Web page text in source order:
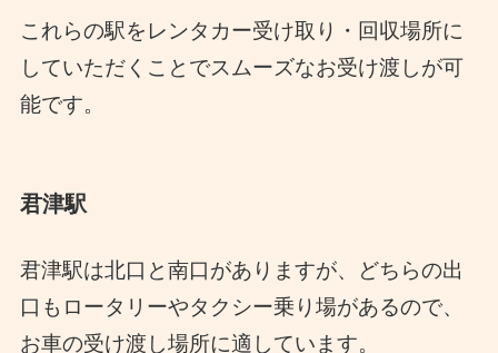
これらの駅をレンタカー受け取り・回収場所に
していただくことでスムーズなお受け渡しが可
能です。
君津駅
君津駅は北口と南口がありますが、どちらの出
口もロータリーやタクシー乗り場があるので、
お車の受け渡し場所に適しています。